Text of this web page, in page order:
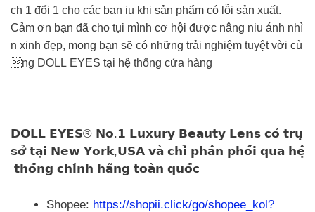
ch 1 đổi 1 cho các bạn iu khi sản phẩm có lỗi sản xuất.
Cảm ơn bạn đã cho tụi mình cơ hội được nâng niu ánh nhì
n xinh đẹp, mong bạn sẽ có những trải nghiệm tuyệt vời cù
ng DOLL EYES tại hệ thống cửa hàng
𝗗𝗢𝗟𝗟 𝗘𝗬𝗘𝗦® 𝗡𝗼.𝟭 𝗟𝘂𝘅𝘂𝗿𝘆 𝗕𝗲𝗮𝘂𝘁𝘆 𝗟𝗲𝗻𝘀 𝗰𝗼́ 𝘁𝗿𝘂̣
𝘀𝗼̛̉ 𝘁𝗮̣𝗶 𝗡𝗲𝘄 𝗬𝗼𝗿𝗸,𝗨𝗦𝗔 𝘃𝗮̀ 𝗰𝗵𝗶̉ 𝗽𝗵𝗮̂𝗻 𝗽𝗵𝗼̂́𝗶 𝗾𝘂𝗮 𝗵𝗲̣̂
𝘁𝗵𝗼̂́𝗻𝗴 𝗰𝗵𝗶́𝗻𝗵 𝗵𝗮̃𝗻𝗴 𝘁𝗼𝗮̀𝗻 𝗾𝘂𝗼̂́𝗰
Shopee: https://shopii.click/go/shopee_kol?